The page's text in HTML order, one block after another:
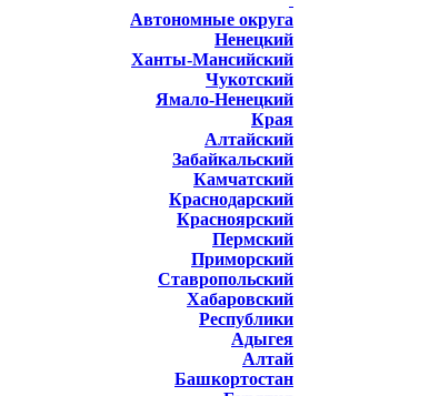
Автономные округа
Ненецкий
Ханты-Мансийский
Чукотский
Ямало-Ненецкий
Края
Алтайский
Забайкальский
Камчатский
Краснодарский
Красноярский
Пермский
Приморский
Ставропольский
Хабаровский
Республики
Адыгея
Алтай
Башкортостан